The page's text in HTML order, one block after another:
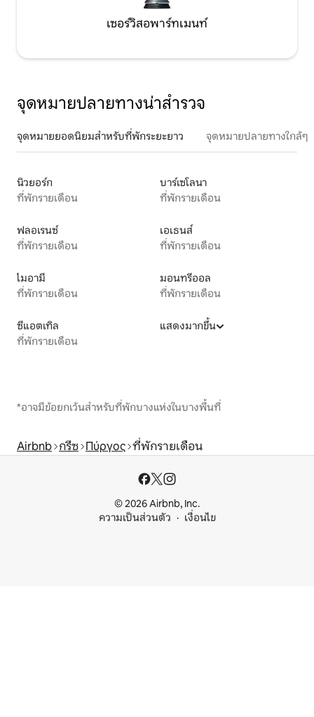
เซอร์วิสอพาร์ทเมนท์
จุดหมายปลายทางน่าสำรวจ
จุดหมายยอดนิยมสำหรับที่พักระยะยาว จุดหมายปลายทางใกล้ๆ
นิวยอร์ก
ที่พักรายเดือน
บาร์เซโลนา
ที่พักรายเดือน
ฟลอเรนซ์
ที่พักรายเดือน
เอเธนส์
ที่พักรายเดือน
ไมอามี
ที่พักรายเดือน
มอนทรีออล
ที่พักรายเดือน
ซีแอตเทิล
ที่พักรายเดือน
แสดงมากขึ้น
*อาจมีข้อยกเว้นสำหรับที่พักบางแห่งในบางพื้นที่
Airbnb กรีซ Πύργος ที่พักรายเดือน
© 2026 Airbnb, Inc.
ความเป็นส่วนตัว
เงื่อนไข